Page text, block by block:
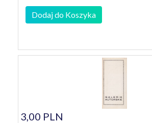
Dodaj do Koszyka
3,00 PLN